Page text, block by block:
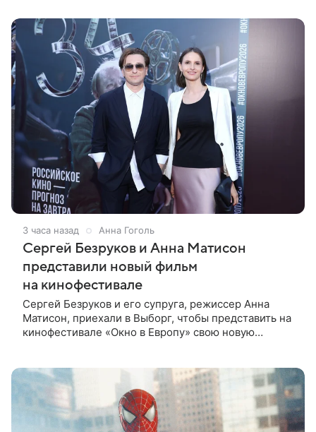
3 часа назад Анна Гоголь
Сергей Безруков и Анна Матисон
представили новый фильм
на кинофестивале
Сергей Безруков и его супруга, режиссер Анна
Матисон, приехали в Выборг, чтобы представить на
кинофестивале «Окно в Европу» свою новую